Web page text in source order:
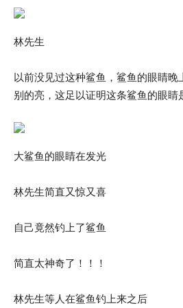
林先生
以前没见过这种鲨鱼，鲨鱼的眼睛
别的亮，这足以证明这条鲨鱼的眼睛
大鲨鱼的眼睛在发光
林先生简直又惊又喜
自己竟然钓上了鲨鱼
简直太神奇了！！！
林先生等人在鲨鱼钓上来之后